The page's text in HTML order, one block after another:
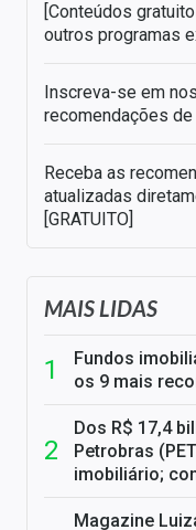
[Conteúdos
outros programas
Inscreva-se em
recomendações
Receba as
atualizadas
[GRATUITO]
MAIS LIDAS
Fundos
os 9 mais
Dos R$ 17,4
Petrobras
imobiliário;
Magazine